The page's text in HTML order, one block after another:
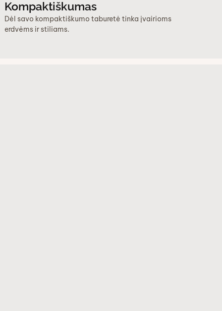
Kompaktiškumas
Dėl savo kompaktiškumo taburetė tinka įvairioms
erdvėms ir stiliams.